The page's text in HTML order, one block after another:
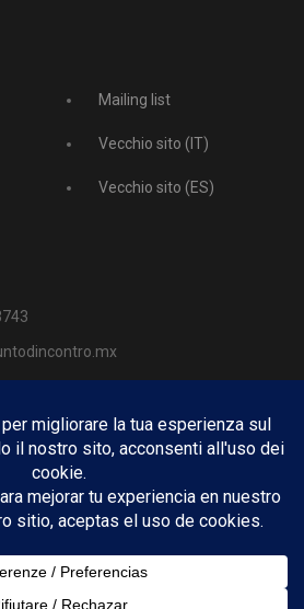
Mailing list
Vecchio sito (IT)
Vecchio sito (ES)